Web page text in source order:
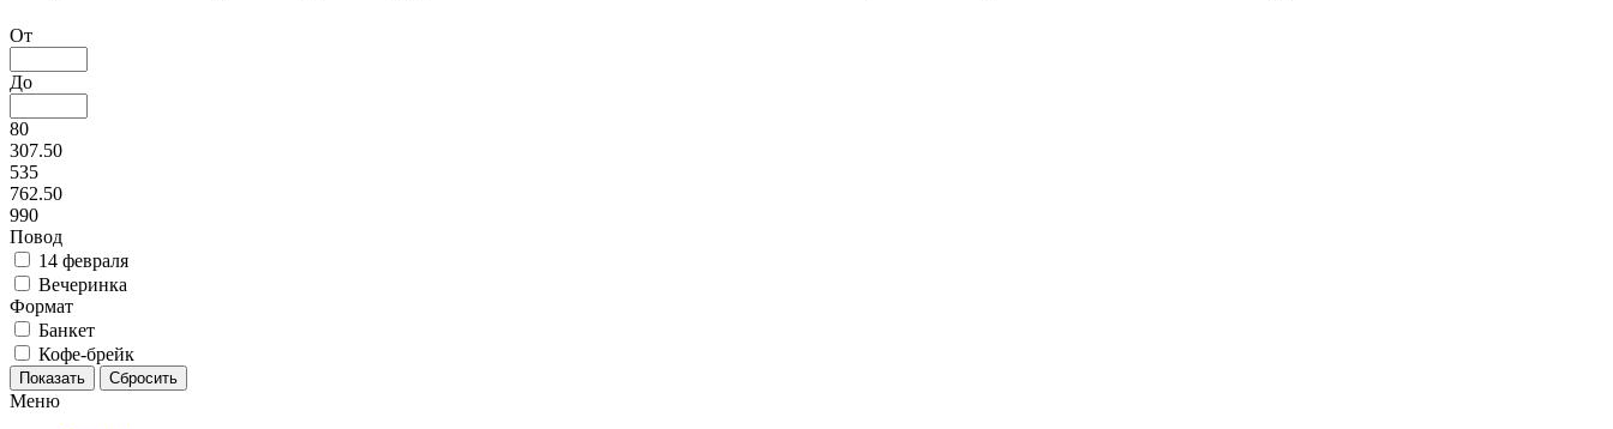
От
До
80
307.50
535
762.50
990
Повод
14 февраля
Вечеринка
Формат
Банкет
Кофе-брейк
Меню